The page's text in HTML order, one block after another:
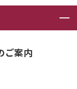
案内